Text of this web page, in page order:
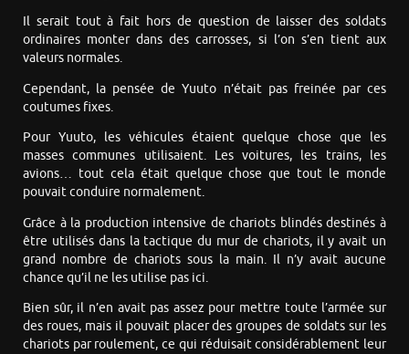
Il serait tout à fait hors de question de laisser des soldats
ordinaires monter dans des carrosses, si l’on s’en tient aux
valeurs normales.
Cependant, la pensée de Yuuto n’était pas freinée par ces
coutumes fixes.
Pour Yuuto, les véhicules étaient quelque chose que les
masses communes utilisaient. Les voitures, les trains, les
avions… tout cela était quelque chose que tout le monde
pouvait conduire normalement.
Grâce à la production intensive de chariots blindés destinés à
être utilisés dans la tactique du mur de chariots, il y avait un
grand nombre de chariots sous la main. Il n’y avait aucune
chance qu’il ne les utilise pas ici.
Bien sûr, il n’en avait pas assez pour mettre toute l’armée sur
des roues, mais il pouvait placer des groupes de soldats sur les
chariots par roulement, ce qui réduisait considérablement leur